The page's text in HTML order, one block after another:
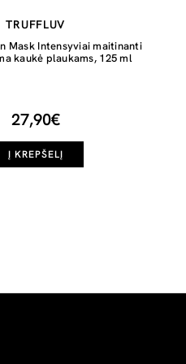
TRUFFLUV
Mask Intensyviai maitinanti
kaukė plaukams, 125 ml
27,90€
Į KREPŠELĮ